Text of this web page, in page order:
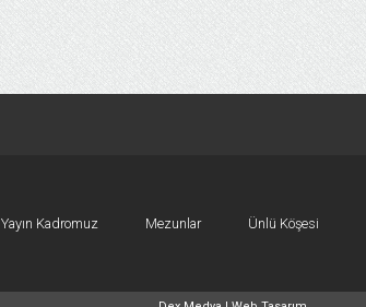
Yayın Kadromuz Mezunlar Ünlü Köşesi